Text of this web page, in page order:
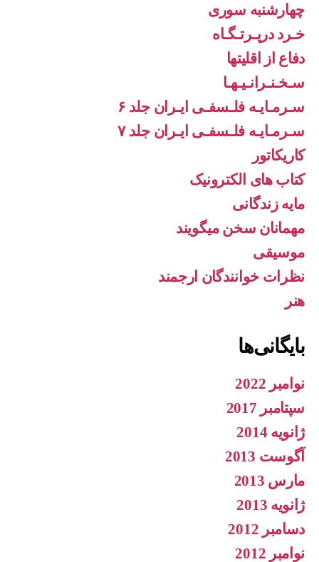
چهارشنبه سوری
خـرد درپـرتـگـاه
دفاع از اقليتها
سـخـنـرانـیـهـا
سـرمـایـه فلـسفـی ایـران جلد ۶
سـرمـایـه فلـسفـی ایـران جلد ۷
کاریکاتور
کتاب های الکترونیک
مایه زندگانی
مهمانان سخن میگویند
موسیقی
نظرات خوانندگان ارجمند
هنر
بایگانی‌ها
نوامبر 2022
سپتامبر 2017
ژانویه 2014
آگوست 2013
مارس 2013
ژانویه 2013
دسامبر 2012
نوامبر 2012